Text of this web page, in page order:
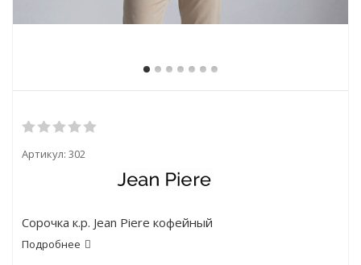
Артикул: 302
Сорочка к.р. Jean Piere кофейный
Подробнее